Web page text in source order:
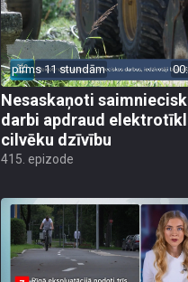
pirms 11 stundām
Nesaskaņoti
darbi apdraud
cilvēku dzīvību
415. epizode